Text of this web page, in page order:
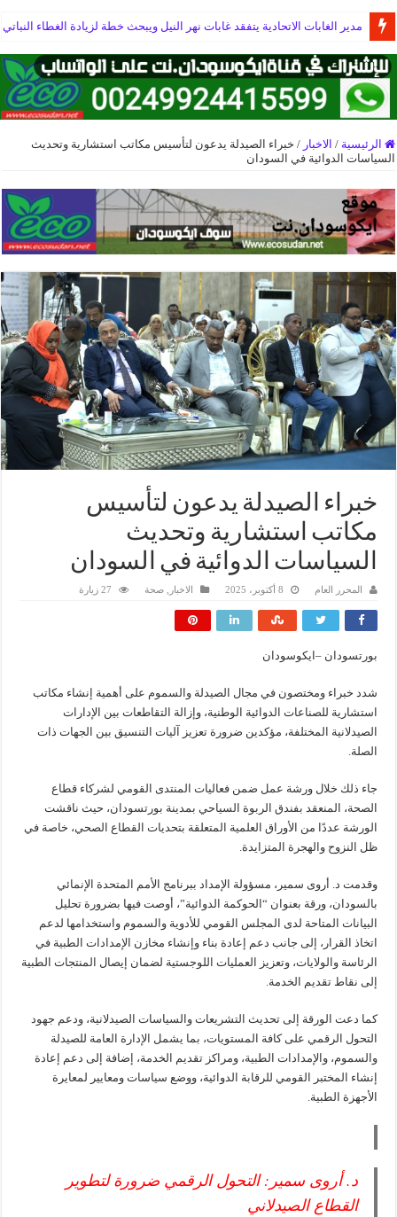
مدير الغابات الاتحادية يتفقد غابات نهر النيل ويبحث خطة لزيادة الغطاء النباتي
الرئيسية / الاخبار / خبراء الصيدلة يدعون لتأسيس مكاتب استشارية وتحديث
السياسات الدوائية في السودان
خبراء الصيدلة يدعون لتأسيس
مكاتب استشارية وتحديث
السياسات الدوائية في السودان
المحرر العام 8 أكتوبر، 2025 الاخبار ,صحة 27 زيارة
بورتسودان –ايكوسودان
شدد خبراء ومختصون في مجال الصيدلة والسموم على أهمية إنشاء مكاتب
استشارية للصناعات الدوائية الوطنية، وإزالة التقاطعات بين الإدارات
الصيدلانية المختلفة، مؤكدين ضرورة تعزيز آليات التنسيق بين الجهات ذات
الصلة.
جاء ذلك خلال ورشة عمل ضمن فعاليات المنتدى القومي لشركاء قطاع
الصحة، المنعقد بفندق الربوة السياحي بمدينة بورتسودان، حيث ناقشت
الورشة عددًا من الأوراق العلمية المتعلقة بتحديات القطاع الصحي، خاصة في
ظل النزوح والهجرة المتزايدة.
وقدمت د. أروى سمير، مسؤولة الإمداد ببرنامج الأمم المتحدة الإنمائي
بالسودان، ورقة بعنوان “الحوكمة الدوائية”، أوصت فيها بضرورة تحليل
البيانات المتاحة لدى المجلس القومي للأدوية والسموم واستخدامها لدعم
اتخاذ القرار، إلى جانب دعم إعادة بناء وإنشاء مخازن الإمدادات الطبية في
الرئاسة والولايات، وتعزيز العمليات اللوجستية لضمان إيصال المنتجات الطبية
إلى نقاط تقديم الخدمة.
كما دعت الورقة إلى تحديث التشريعات والسياسات الصيدلانية، ودعم جهود
التحول الرقمي على كافة المستويات، بما يشمل الإدارة العامة للصيدلة
والسموم، والإمدادات الطبية، ومراكز تقديم الخدمة، إضافة إلى دعم إعادة
إنشاء المختبر القومي للرقابة الدوائية، ووضع سياسات ومعايير لمعايرة
الأجهزة الطبية.
د. أروى سمير: التحول الرقمي ضرورة لتطوير
القطاع الصيدلاني